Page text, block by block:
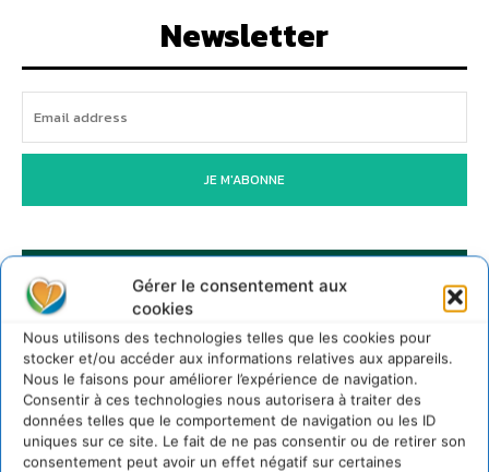
Gérer le consentement aux
cookies
Nous utilisons des technologies telles que les cookies pour
stocker et/ou accéder aux informations relatives aux appareils.
Nous le faisons pour améliorer l’expérience de navigation.
Consentir à ces technologies nous autorisera à traiter des
données telles que le comportement de navigation ou les ID
uniques sur ce site. Le fait de ne pas consentir ou de retirer son
consentement peut avoir un effet négatif sur certaines
Newsletter
JE M'ABONNE